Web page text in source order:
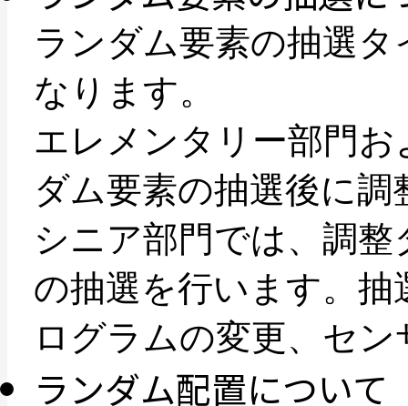
ランダム要素の抽選
なります。
エレメンタリー部門
ダム要素の抽選後に
シニア部門では、調
の抽選を行います。
ログラムの変更、セ
ランダム配置について